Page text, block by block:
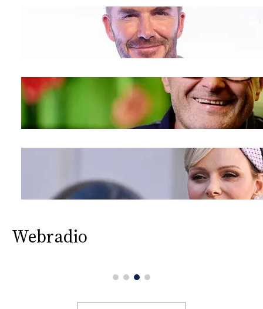
Webradio